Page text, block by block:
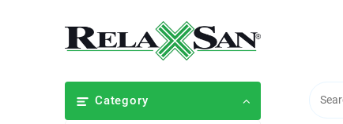
Category